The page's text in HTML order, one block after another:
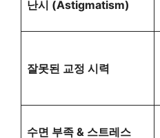
난시 (Astigmatism)
잘못된 교정 시력
수면 부족 & 스트레스